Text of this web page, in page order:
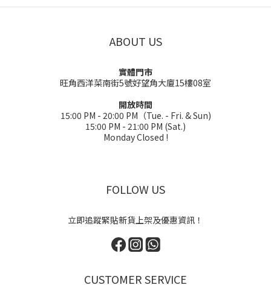
ABOUT US
實體門市
旺角西洋菜南街5號好望角大廈15樓08室
開放時間
15:00 PM - 20:00 PM（Tue. - Fri. & Sun)
15:00 PM - 21:00 PM (Sat.)
Monday Closed !
FOLLOW US
立即追蹤緊貼新貨上架及優惠資訊！
CUSTOMER SERVICE